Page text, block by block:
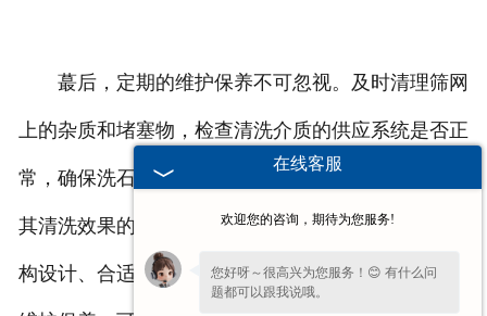
蕞后，定期的维护保养不可忽视。及时清理筛网
上的杂质和堵塞物，检查清洗介质的供应系统是否正
常，确保洗石筛始终处于良好的运行状态，从而保证
其清洗效果的稳定性和可靠性。总之，通过合理的结
构设计、合适的清洗介质、严格的参数控制和定期的
在线客服
欢迎您的咨询，期待为您服务!
您好呀～很高兴为您服务！😊 有什么问
题都可以跟我说哦。